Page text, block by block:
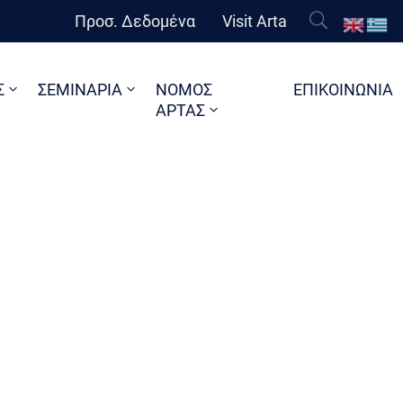
Προσ. Δεδομένα Visit Arta
ΣΕΜΙΝΑΡΙΑ
ΝΟΜΟΣ
ΑΡΤΑΣ
ΕΠΙΚΟΙΝΩΝΙΑ